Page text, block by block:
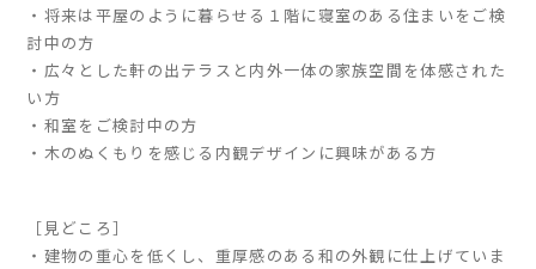
- 高断熱性能
- 高耐震性能
- 高耐久性能
- 保証
よくあるご質問
企業情報
・将来は平屋のように暮らせる１階に寝室のある住まいをご検
討中の方
・広々とした軒の出テラスと内外一体の家族空間を体感された
い方
・和室をご検討中の方
・木のぬくもりを感じる内観デザインに興味がある方
［見どころ］
・建物の重心を低くし、重厚感のある和の外観に仕上げていま